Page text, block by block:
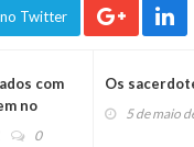
Twitter
com
no
0
Os
5 de maio